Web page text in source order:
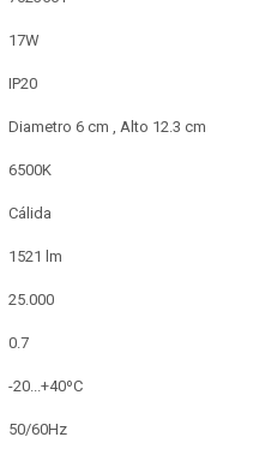
17W
IP20
Diametro 6 cm , Alto 12.3 cm
6500K
Cálida
1521 lm
25.000
0.7
-20...+40ºC
50/60Hz